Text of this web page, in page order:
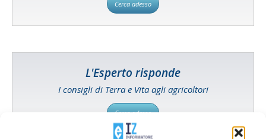
Cerca adesso
L'Esperto risponde
I consigli di Terra e Vita agli agricoltori
Cerca adesso